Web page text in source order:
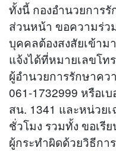
ทั้งนี้ กองอำนวยการ
ส่วนหน้า ขอความร่
บุคคลต้องสงสัยเข้าม
แจ้งได้ที่หมายเลขโ
ผู้อำนวยการรักษาค
061-1732999 หรือเ
สน. 1341 และหน่วย
ชั่วโมง รวมทั้ง ขอเรี
ผู้กระทำผิดด้วยวิธีกา